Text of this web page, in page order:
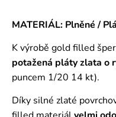
MATERIÁL: Plněné /
K výrobě gold filled
potažená pláty zlata o
puncem 1/20 14 kt).
Díky silné zlaté